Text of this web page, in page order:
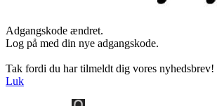
Adgangskode ændret.
Log på med din nye adgangskode.
Tak fordi du har tilmeldt dig vores nyhedsbrev!
Luk